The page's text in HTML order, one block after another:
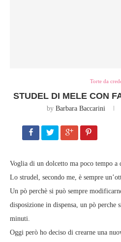
Torte da
STUDEL DI MELE CON
by Barbara Baccarini
Voglia di un dolcetto ma poco tempo a
Lo strudel, secondo me, è sempre
Un pò perchè si può sempre
disposizione in dispensa, un pò perche
minuti.
Oggi però ho deciso di crearne una